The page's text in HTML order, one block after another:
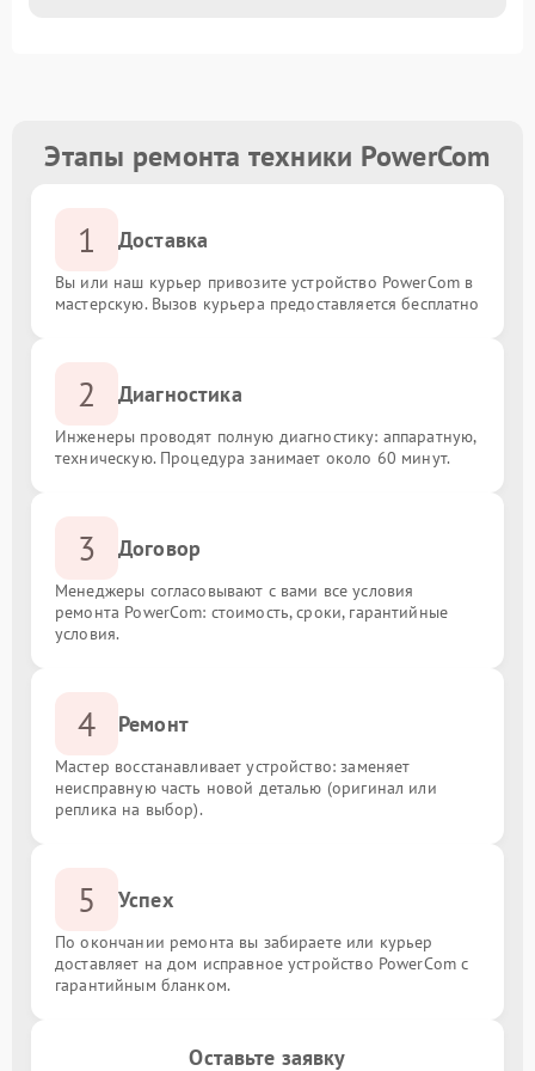
Этапы ремонта техники PowerCom
1 Доставка
Вы или наш курьер привозите устройство PowerCom в
мастерскую. Вызов курьера предоставляется бесплатно
2 Диагностика
Инженеры проводят полную диагностику: аппаратную,
техническую. Процедура занимает около 60 минут.
3 Договор
Менеджеры согласовывают с вами все условия
ремонта PowerCom: стоимость, сроки, гарантийные
условия.
4 Ремонт
Мастер восстанавливает устройство: заменяет
неисправную часть новой деталью (оригинал или
реплика на выбор).
5 Успех
По окончании ремонта вы забираете или курьер
доставляет на дом исправное устройство PowerCom с
гарантийным бланком.
Оставьте заявку